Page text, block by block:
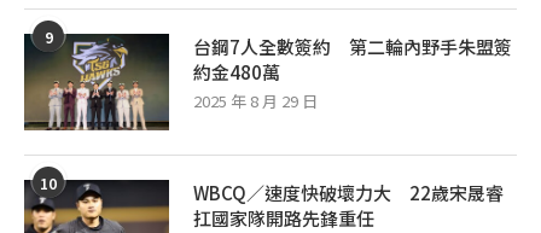
9
台鋼7人全數簽約 第二輪內野手朱盟簽
約金480萬
2025 年 8 月 29 日
10
WBCQ／速度快破壞力大 22歲宋晟睿
扛國家隊開路先鋒重任